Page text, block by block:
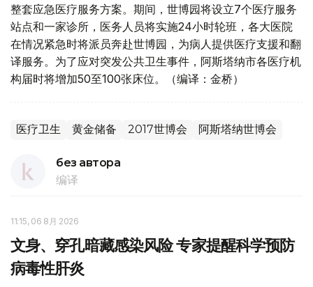
整套应急医疗服务方案。期间，世博园将设立7个医疗服务
站点和一家诊所，医务人员将实施24小时轮班，各大医院
在情况紧急时将派员奔赴世博园，为病人提供医疗支援和翻
译服务。为了应对突发公共卫生事件，阿斯塔纳市各医疗机
构届时将增加50至100张床位。（编译：金桥）
医疗卫生 黄金储备 2017世博会 阿斯塔纳世博会
без автора
编译
11:15, 06 8月 2026
文身、穿孔暗藏感染风险 专家提醒科学预防
病毒性肝炎